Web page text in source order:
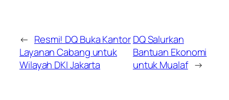
← Resmi! DQ Buka Kantor
Layanan Cabang untuk
Wilayah DKI Jakarta
DQ Salurkan
Bantuan Ekonomi
untuk Mualaf →